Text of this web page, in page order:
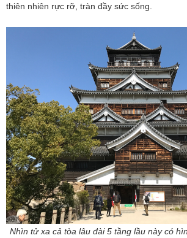
thiên nhiên rực rỡ, tràn đầy sức sống.
Nhìn tử xa cả tòa lâu đài 5 tầng lầu này có